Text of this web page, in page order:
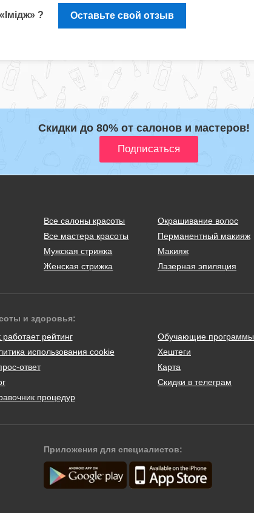
? Оставьте свой отзыв
Скидки до 80% от салонов и мастеров!
Все салоны красоты
Все мастера красоты
Мужская стрижка
Женская стрижка
Окрашивание волос
Перманентный макияж
Макияж
Лазерная эпиляция
и здоровья:
работает рейтинг
использования cookie
ответ
процедур
Обучающие программы
Хештеги
Карта
Скидки в телеграм
Приложения для специалистов: